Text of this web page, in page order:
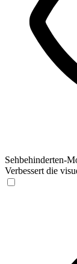
Sehbehinderten-
Verbessert die